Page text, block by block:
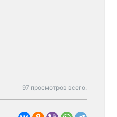
97 просмотров всего.